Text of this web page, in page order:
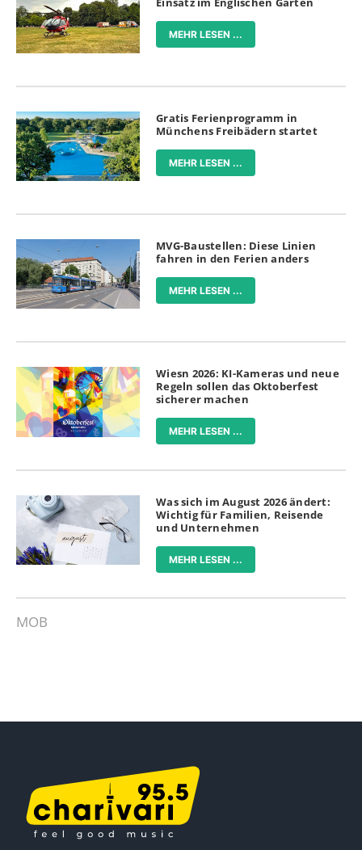
MEHR LESEN ...
Gratis Ferienprogramm in
Münchens Freibädern startet
MEHR LESEN ...
MVG-Baustellen: Diese Linien
fahren in den Ferien anders
MEHR LESEN ...
Wiesn 2026: KI-Kameras und neue
Regeln sollen das Oktoberfest
sicherer machen
MEHR LESEN ...
Was sich im August 2026 ändert:
Wichtig für Familien, Reisende
und Unternehmen
MEHR LESEN ...
MOB